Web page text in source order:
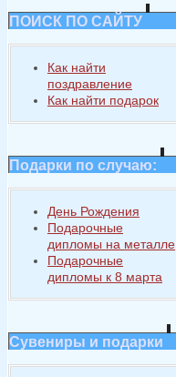
ПОИСК ПО САЙТУ
Как найти
поздравление
Как найти подарок
Подарки по случаю:
День Рождения
Подарочные
дипломы на металле
Подарочные
дипломы к 8 марта
Сувениры и подарки